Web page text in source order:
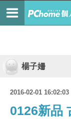
楊子姍
2016-02-01 16:02:03
0126新品